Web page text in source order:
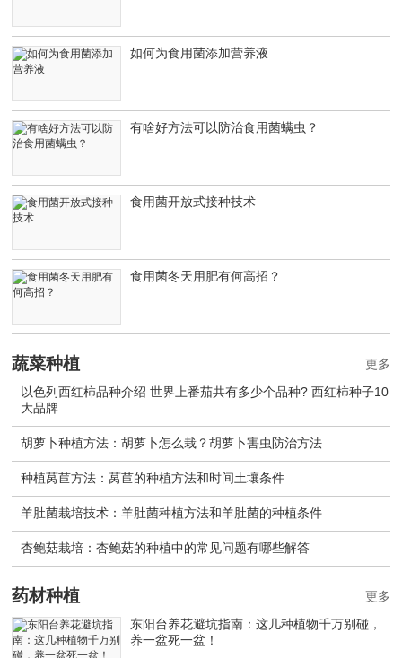
如何为食用菌添加营养液
有啥好方法可以防治食用菌螨虫？
食用菌开放式接种技术
食用菌冬天用肥有何高招？
蔬菜种植
以色列西红柿品种介绍 世界上番茄共有多少个品种? 西红柿种子10
大品牌
胡萝卜种植方法：胡萝卜怎么栽？胡萝卜害虫防治方法
种植莴苣方法：莴苣的种植方法和时间土壤条件
羊肚菌栽培技术：羊肚菌种植方法和羊肚菌的种植条件
杏鲍菇栽培：杏鲍菇的种植中的常见问题有哪些解答
更多
药材种植
东阳台养花避坑指南：这几种植物千万别碰，
养一盆死一盆！
更多